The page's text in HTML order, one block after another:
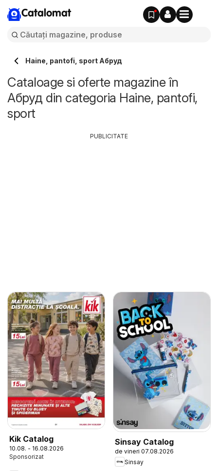
Catalomat
Haine, pantofi, sport Абруд
Cataloage si oferte magazine în
Абруд din categoria Haine, pantofi,
sport
Kik Catalog
10.08. - 16.08.2026
Sinsay Catalog
de vineri 07.08.2026
Sinsay
PUBLICITATE